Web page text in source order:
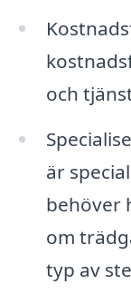
och
är
behöver
om
typ av